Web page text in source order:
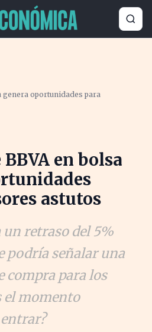
genera oportunidades para
en bolsa
astutos
un retraso del 5%
podría señalar una
compra para los
el momento